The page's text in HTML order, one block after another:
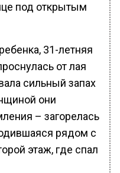
под открытым
31-летняя
от лая
сильный запах
они
– загорелась
рядом с
этаж, где спал